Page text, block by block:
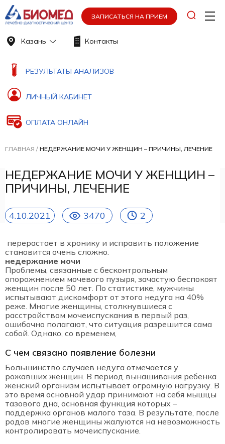
ЗАПИСАТЬСЯ НА ПРИЕМ
РЕЗУЛЬТАТЫ АНАЛИЗОВ
ЛИЧНЫЙ КАБИНЕТ
ОПЛАТА ОНЛАЙН
Казань Контакты
ГЛАВНАЯ / НЕДЕРЖАНИЕ МОЧИ У ЖЕНЩИН – ПРИЧИНЫ, ЛЕЧЕНИЕ
НЕДЕРЖАНИЕ МОЧИ У ЖЕНЩИН –
ПРИЧИНЫ, ЛЕЧЕНИЕ
4.10.2021 3470 2
Проблемы, связанные с бесконтрольным
опорожнением мочевого пузыря, зачастую беспокоят
женщин после 50 лет. По статистике, мужчины
испытывают дискомфорт от этого недуга на 40%
реже. Многие женщины, столкнувшиеся с
расстройством мочеиспускания в первый раз,
ошибочно полагают, что ситуация разрешится сама
собой. Однако, со временем,
недержание мочи
перерастает в хронику и исправить положение
становится очень сложно.
С чем связано появление болезни
Большинство случаев недуга отмечается у
рожавших женщин. В период вынашивания ребенка
женский организм испытывает огромную нагрузку. В
это время основной удар принимают на себя мышцы
тазового дна, основная функция которых –
поддержка органов малого таза. В результате, после
родов многие женщины жалуются на невозможность
контролировать мочеиспускание.